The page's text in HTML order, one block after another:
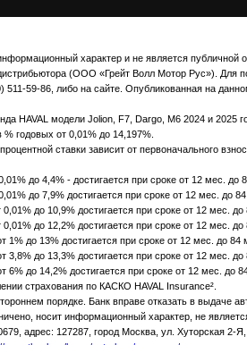
характер и не является
(ООО «Грейт Волл Мотор Рус»). Для
59-86, либо на сайте. Опубликованная на
модели Jolion, F7, Dargo, M6 2024 и 2025
годовых от 0,01% до 14,197%.
ставки зависит от первоначального
до 4,4% - достигается при сроке от 12 мес. до
до 7,9% достигается при сроке от 12 мес. до 84
до 10,9% достигается при сроке от 12 мес. до
до 12,2% достигается при сроке от 12 мес. до
до 13% достигается при сроке от 12 мес. до 84
до 13,3% достигается при сроке от 12 мес. до
до 14,2% достигается при сроке от 12 мес. до
страхования по КАСКО HAVAL Insurance².
порядке. Банк вправе отказать в выдаче
носит информационный характер, не
адрес: 127287, город Москва, ул. Хуторская 2-